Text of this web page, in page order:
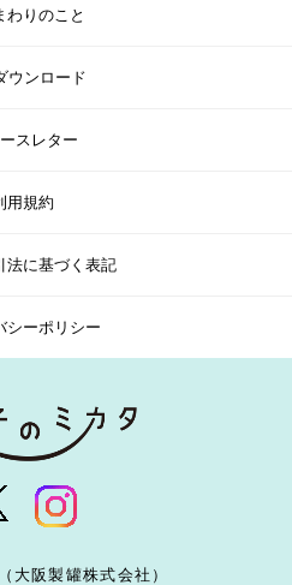
わりのこと
ウンロード
スレター
用規約
法に基づく表記
シーポリシー
大阪製罐株式会社）